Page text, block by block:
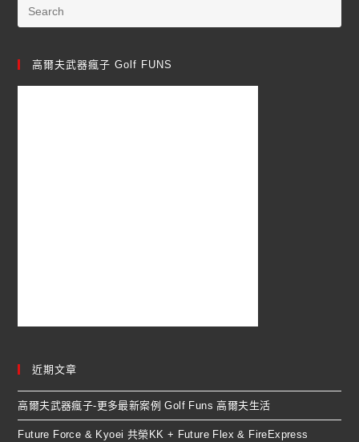
高爾夫武器瘋子 Golf FUNS
近期文章
高爾夫武器瘋子-更多最新案例 Golf Funs 高爾夫生活
Future Force & Kyoei 共榮KK + Future Flex & FireExpress